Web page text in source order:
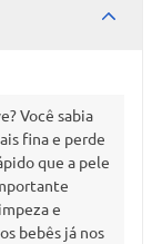
Você sabia
fina e perde
que a pele
e
bebês já nos